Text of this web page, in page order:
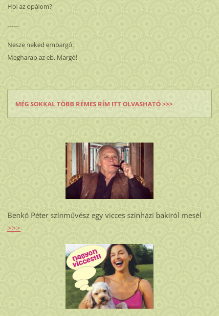
Hol az opálom?
------
Nesze neked embargó:
Megharap az eb, Margó!
MÉG SOKKAL TÖBB RÉMES RÍM ITT OLVASHATÓ >>>
Benkő Péter színművész egy vicces színházi bakiról mesél
>>>